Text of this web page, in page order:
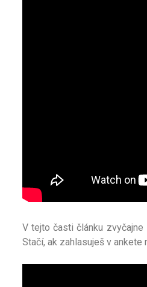
V tejto časti článku
Stačí, ak zahlasuješ v ankete